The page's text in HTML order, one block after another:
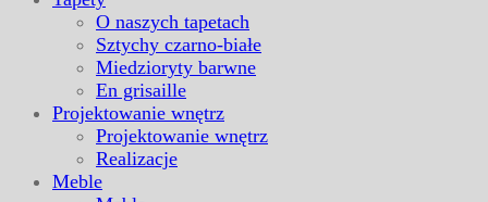
O naszych tapetach
Sztychy czarno-białe
Miedzioryty barwne
En grisaille
Projektowanie wnętrz
Projektowanie wnętrz
Realizacje
Meble